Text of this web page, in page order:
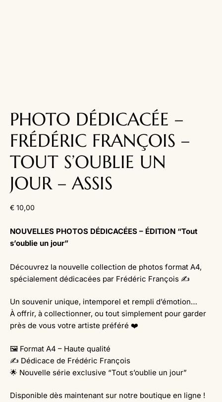
PHOTO DÉDICACÉE –
FRÉDÉRIC FRANÇOIS –
TOUT S’OUBLIE UN
JOUR – ASSIS
€ 10,00
NOUVELLES PHOTOS DÉDICACÉES – ÉDITION “Tout
s’oublie un jour”
Découvrez la nouvelle collection de photos format A4,
spécialement dédicacées par Frédéric François ✍️
Un souvenir unique, intemporel et rempli d’émotion…
À offrir, à collectionner, ou tout simplement pour garder
près de vous votre artiste préféré ❤️
🖼️ Format A4 – Haute qualité
✍️ Dédicace de Frédéric François
🌟 Nouvelle série exclusive “Tout s’oublie un jour”
Disponible dès maintenant sur notre boutique en ligne !